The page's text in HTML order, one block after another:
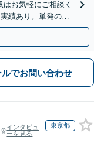
お気軽にご相談く
績あり。単発のご
ルでお問い合わせ
インタビュ
ーを見る
東京都